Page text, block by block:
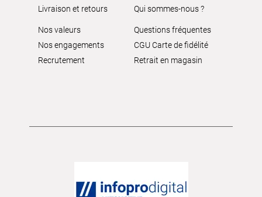
Livraison et retours
Qui sommes-nous ?
Nos valeurs
Nos engagements
Recrutement
Questions fréquentes
CGU Carte de fidélité
Retrait en magasin